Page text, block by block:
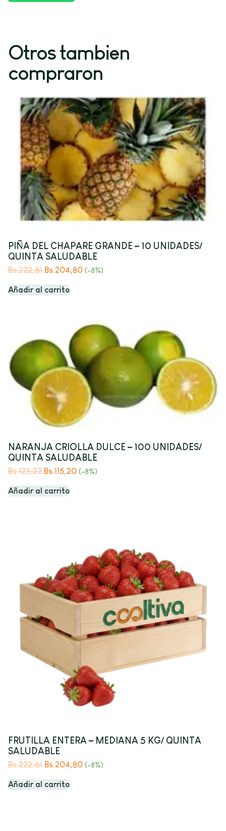
Otros tambien
compraron
PIÑA DEL CHAPARE GRANDE – 10 UNIDADES/
QUINTA SALUDABLE
Bs.222,61 Bs.204,80 (-8%)
Añadir al carrito
NARANJA CRIOLLA DULCE – 100 UNIDADES/
QUINTA SALUDABLE
Bs.125,22 Bs.115,20 (-8%)
Añadir al carrito
FRUTILLA ENTERA – MEDIANA 5 KG/ QUINTA
SALUDABLE
Bs.222,61 Bs.204,80 (-8%)
Añadir al carrito